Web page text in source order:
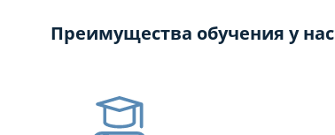
Преимущества обучения у нас